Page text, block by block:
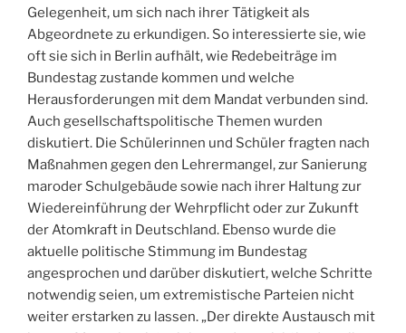
Gelegenheit, um sich nach ihrer Tätigkeit als
Abgeordnete zu erkundigen. So interessierte sie, wie
oft sie sich in Berlin aufhält, wie Redebeiträge im
Bundestag zustande kommen und welche
Herausforderungen mit dem Mandat verbunden sind.
Auch gesellschaftspolitische Themen wurden
diskutiert. Die Schülerinnen und Schüler fragten nach
Maßnahmen gegen den Lehrermangel, zur Sanierung
maroder Schulgebäude sowie nach ihrer Haltung zur
Wiedereinführung der Wehrpflicht oder zur Zukunft
der Atomkraft in Deutschland. Ebenso wurde die
aktuelle politische Stimmung im Bundestag
angesprochen und darüber diskutiert, welche Schritte
notwendig seien, um extremistische Parteien nicht
weiter erstarken zu lassen. „Der direkte Austausch mit